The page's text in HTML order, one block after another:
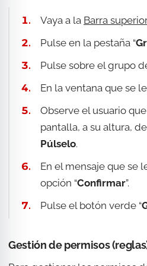
Vaya a la Barra
Pulse en la pestaña “
Pulse sobre el grupo
En la ventana que se
Observe el usuario
pantalla, a su altura,
Púlselo.
En el mensaje que se
opción “Confirmar”.
Pulse el botón verde “
Gestión de permisos